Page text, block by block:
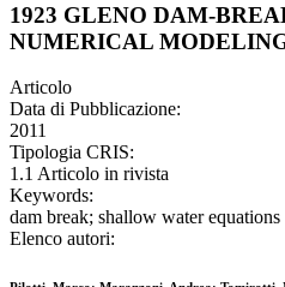
1923 GLENO DAM-
NUMERICAL
Articolo
Data di Pubblicazione:
2011
Tipologia CRIS:
1.1 Articolo in rivista
Keywords:
dam break; shallow water equations
Elenco autori: